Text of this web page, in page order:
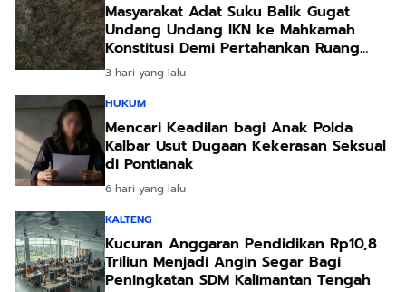
Masyarakat Adat Suku Balik Gugat
Undang Undang IKN ke Mahkamah
Konstitusi Demi Pertahankan Ruang
Hidup Leluhur
3 hari yang lalu
HUKUM
Mencari Keadilan bagi Anak Polda
Kalbar Usut Dugaan Kekerasan Seksual
di Pontianak
6 hari yang lalu
KALTENG
Kucuran Anggaran Pendidikan Rp10,8
Triliun Menjadi Angin Segar Bagi
Peningkatan SDM Kalimantan Tengah